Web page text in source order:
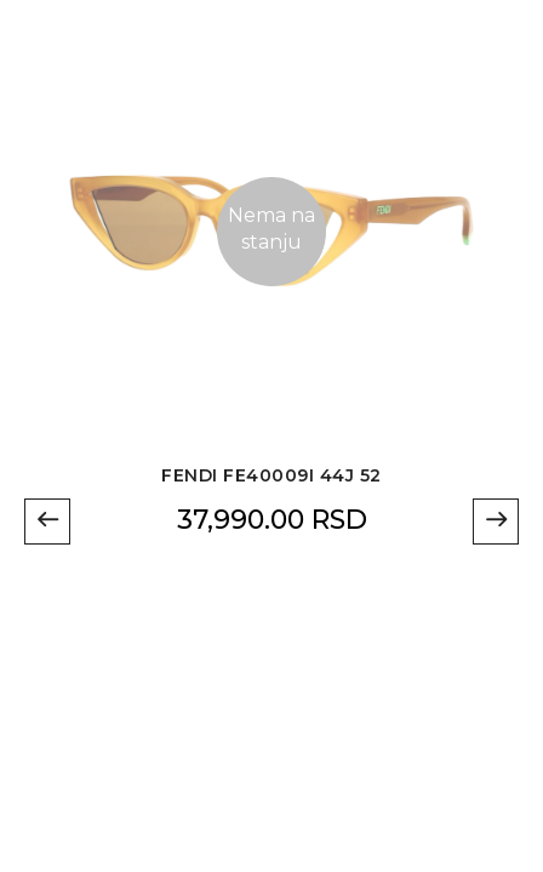
Nema na
stanju
FENDI FE40009I 44J 52
37,990.00 RSD